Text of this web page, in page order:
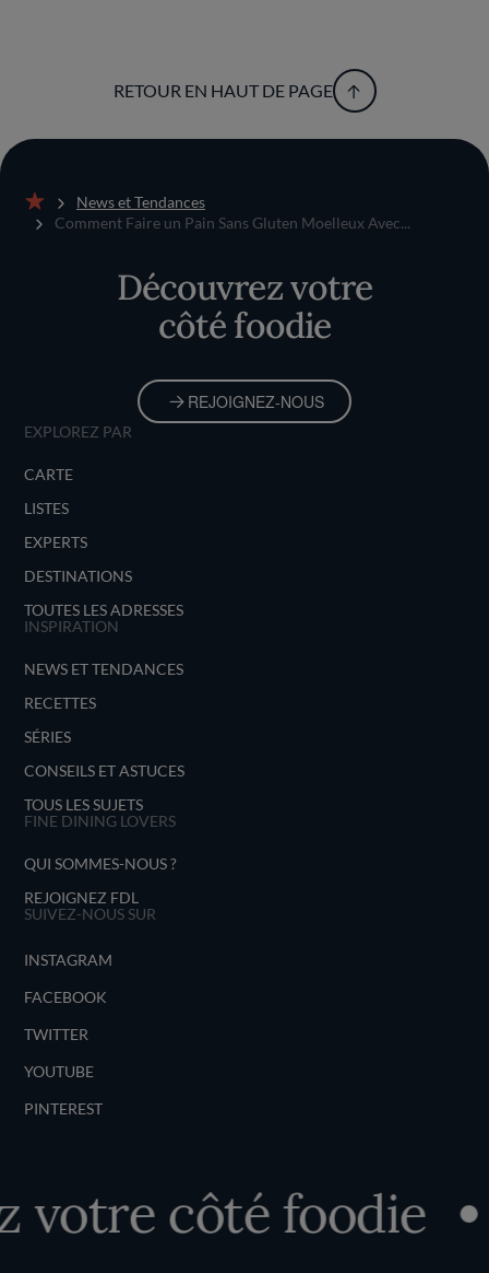
RETOUR EN HAUT DE PAGE
Accueil
News et Tendances
Comment Faire un Pain Sans Gluten Moelleux Avec...
Découvrez votre
côté foodie
REJOIGNEZ-NOUS
EXPLOREZ PAR
CARTE
LISTES
EXPERTS
DESTINATIONS
TOUTES LES ADRESSES
INSPIRATION
NEWS ET TENDANCES
RECETTES
SÉRIES
CONSEILS ET ASTUCES
TOUS LES SUJETS
FINE DINING LOVERS
QUI SOMMES-NOUS ?
REJOIGNEZ FDL
SUIVEZ-NOUS SUR
INSTAGRAM
FACEBOOK
TWITTER
YOUTUBE
PINTEREST
côté foodie